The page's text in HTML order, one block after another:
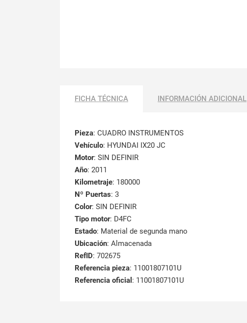
FICHA TÉCNICA INFORMACIÓN ADICIONAL
Pieza: CUADRO INSTRUMENTOS
Vehículo: HYUNDAI IX20 JC
Motor: SIN DEFINIR
Año: 2011
Kilometraje: 180000
Nº Puertas: 3
Color: SIN DEFINIR
Tipo motor: D4FC
Estado: Material de segunda mano
Ubicación: Almacenada
RefID: 702675
Referencia pieza: 11001807101U
Referencia oficial : 11001807101U